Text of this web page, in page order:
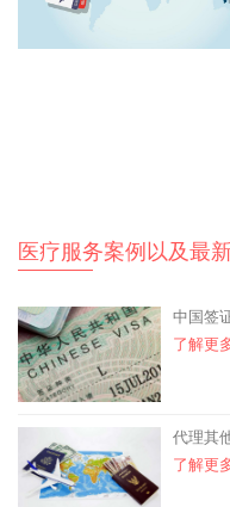
医疗服务案例以及最
中国签
了解更
代理其
了解更